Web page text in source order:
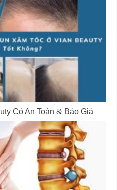
Có An Toàn & Báo Giá